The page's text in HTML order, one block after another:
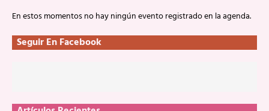
En estos momentos no hay ningún evento registrado en la agenda.
Seguir En Facebook